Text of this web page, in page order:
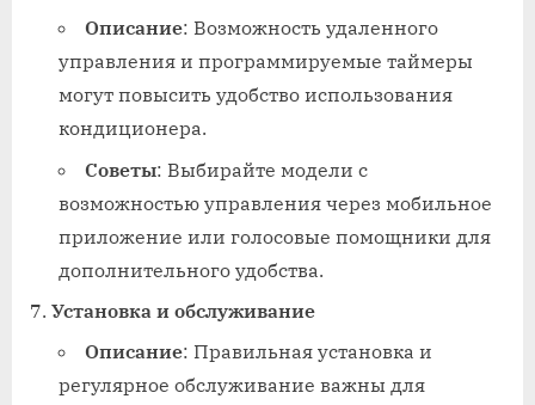
Описание: Возможность удаленного
управления и программируемые таймеры
могут повысить удобство использования
кондиционера.
Советы: Выбирайте модели с
возможностью управления через мобильное
приложение или голосовые помощники для
дополнительного удобства.
Установка и обслуживание
Описание: Правильная установка и
регулярное обслуживание важны для